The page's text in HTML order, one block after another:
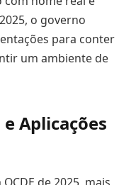
o governo
para conter
um ambiente de
Aplicações